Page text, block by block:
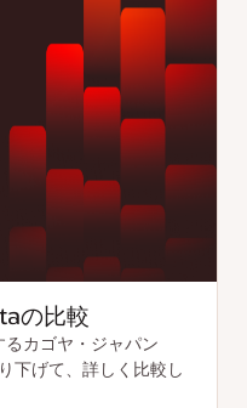
の比較
カゴヤ・ジャパン
下げて、詳しく比較し